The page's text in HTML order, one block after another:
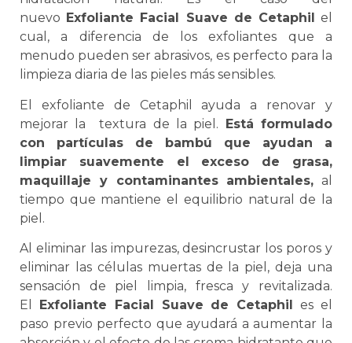
nuevo Exfoliante Facial Suave de Cetaphil
el
cual, a diferencia de los exfoliantes que a
menudo pueden ser abrasivos, es perfecto para la
limpieza diaria de las pieles más sensibles.
El exfoliante de Cetaphil ayuda a renovar y
mejorar la textura de la piel. Está formulado
con partículas de bambú que ayudan a
limpiar suavemente el exceso de grasa,
maquillaje y contaminantes ambientales, al
tiempo que mantiene el equilibrio natural de la
piel.
Al eliminar las impurezas, desincrustar los poros y
eliminar las células muertas de la piel, deja una
sensación de piel limpia, fresca y revitalizada.
El
Exfoliante Facial Suave de Cetaphil
es el
paso previo perfecto que ayudará a aumentar la